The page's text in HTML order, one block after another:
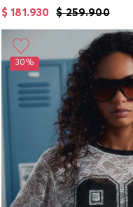
$ 259.900
$ 181 .930
30%